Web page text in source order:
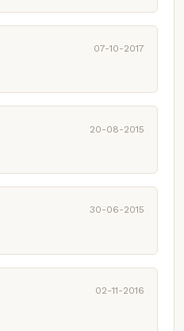
07-10-2017
20-08-2015
30-06-2015
02-11-2016